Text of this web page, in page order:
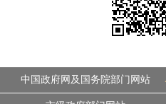
中国政府网及国务院部门网站